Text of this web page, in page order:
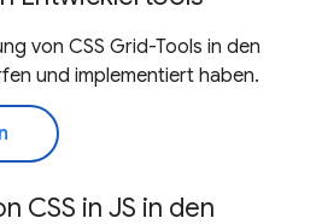
von CSS Grid-Tools in den
und implementiert haben.
CSS in JS in den